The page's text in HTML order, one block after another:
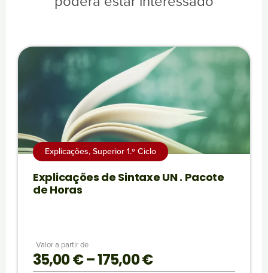
Explicações,Superior 1.º Ciclo
Explicações de Sintaxe UN . Pacote
de Horas
Valor a partir de
35,00€–175,00€P